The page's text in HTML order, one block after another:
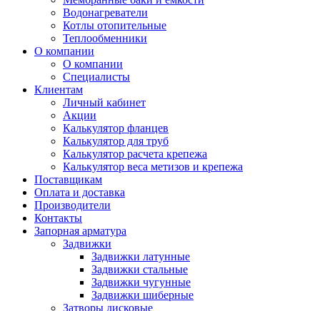
Водонагреватели
Котлы отопительные
Теплообменники
О компании
О компании
Специалисты
Клиентам
Личный кабинет
Акции
Калькулятор фланцев
Калькулятор для труб
Калькулятор расчета крепежа
Калькулятор веса метизов и крепежа
Поставщикам
Оплата и доставка
Производители
Контакты
Запорная арматура
Задвижки
Задвижки латунные
Задвижки стальные
Задвижки чугунные
Задвижки шиберные
Затворы дисковые